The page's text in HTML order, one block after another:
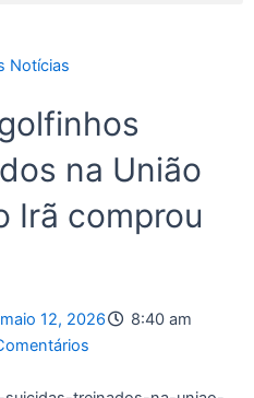
Notícias
na União
Irã comprou
maio 12, 2026
8:40 am